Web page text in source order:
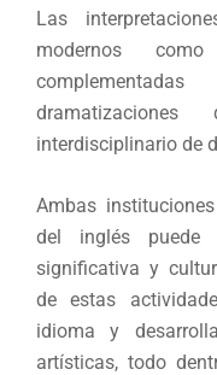
Las
modernos
interdisciplinario de
Ambas
del inglés puede
significativa y
de estas
idioma y
artísticas, todo